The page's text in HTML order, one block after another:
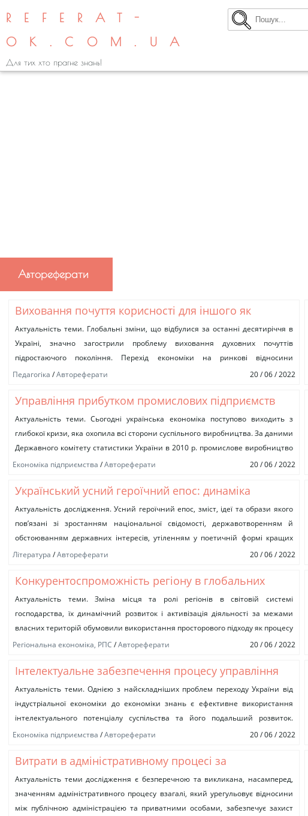
REFERAT-
OK.COM.UA
Для тих хто прагне знань!
Автореферати
Виховання почуття корисності для іншого як
моральної цінності підлітка
Актуальність теми. Глобальні зміни, що відбулися за останні десятиріччя в
Україні, значно загострили проблему виховання духовних почуттів
підростаючого покоління. Перехід економіки на ринкові відносини
спричинив появу та закріплення тенденції...
Педагогіка /Автореферати 20 / 06 / 2022
Управління прибутком промислових підприємств
Актуальність теми. Сьогодні українська економіка поступово виходить з
глибокої кризи, яка охопила всі сторони суспільного виробництва. За даними
Державного комітету статистики України в 2010 р. промислове виробництво
збільшилось на...
Економіка підприємства /Автореферати 20 / 06 / 2022
Український усний героїчний епос: динаміка
структурної парадигми
Актуальність дослідження. Усний героїчний епос, зміст, ідеї та образи якого
пов’язані зі зростанням національної свідомості, державотворенням й
обстоюванням державних інтересів, утіленням у поетичній формі кращих
рис характеру захисників рідної...
Літературa /Автореферати 20 / 06 / 2022
Конкурентоспроможність регіону в глобальних
умовах взаємовпливів просторово-економічних
систем
Актуальність теми. Зміна місця та ролі регіонів в світовій системі
господарства, їх динамічний розвиток і активізація діяльності за межами
власних територій обумовили використання просторового підходу як процесу
взаємодії та...
Регіональна економіка, РПС /Автореферати 20 / 06 / 2022
Інтелектуальне забезпечення процесу управління
підприємством
Актуальність теми. Однією з найскладніших проблем переходу України від
індустріальної економіки до економіки знань є ефективне використання
інтелектуального потенціалу суспільства та його подальший розвиток.
Основним напрямом розвитку інтелектуального забезпечення...
Економіка підприємства /Автореферати 20 / 06 / 2022
Витрати в адміністративному процесі за
законодавством України: питання теорії та практики
Актуальність теми дослідження є безперечною та викликана, насамперед,
значенням адміністративного процесу взагалі, який урегульовує відносини
між публічною адміністрацією та приватними особами, забезпечує захист